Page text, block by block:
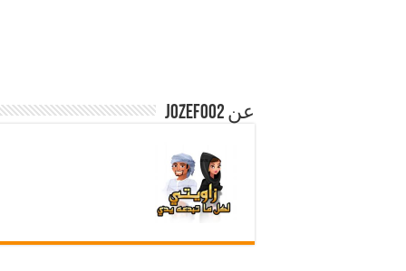
عن jozef002